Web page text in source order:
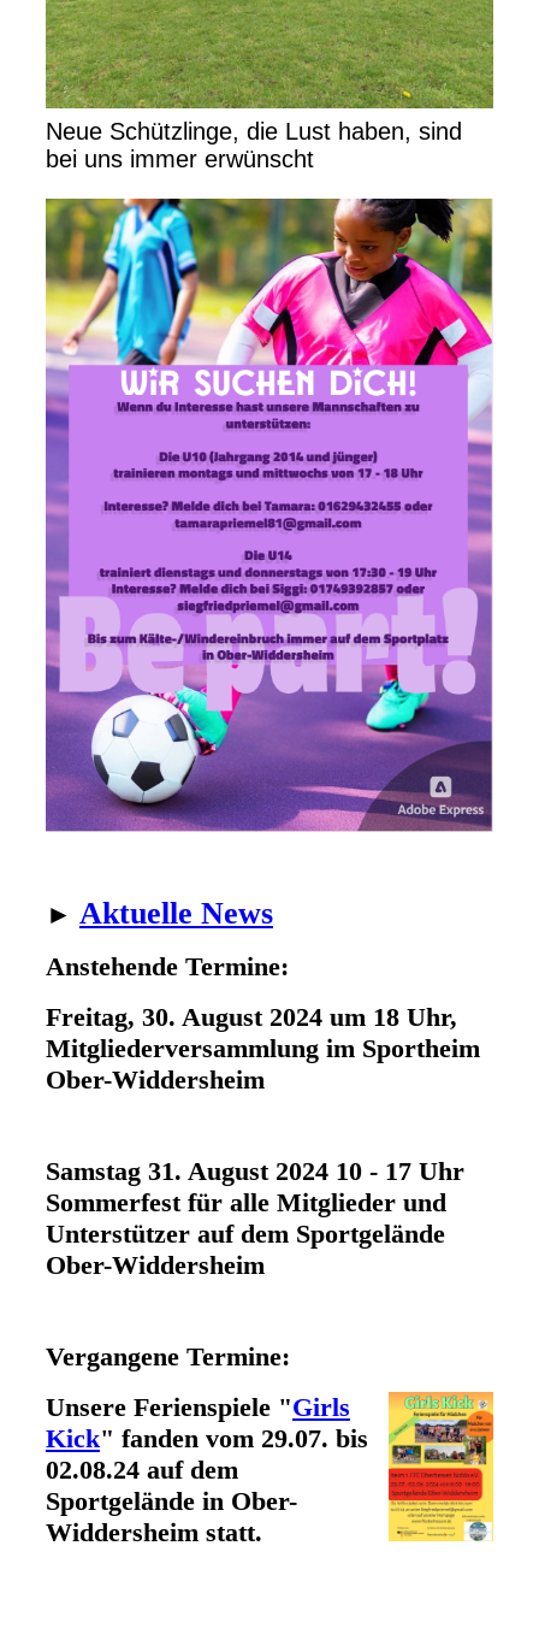
Neue Schützlinge, die Lust haben, sind
bei uns immer erwünscht
► Aktuelle News
Anstehende Termine:
Freitag, 30. August 2024 um 18 Uhr,
Mitgliederversammlung im Sportheim
Ober-Widdersheim
Samstag 31. August 2024 10 - 17 Uhr
Sommerfest für alle Mitglieder und
Unterstützer auf dem Sportgelände
Ober-Widdersheim
Vergangene Termine:
Unsere Ferienspiele "Girls
Kick" fanden vom 29.07. bis
02.08.24 auf dem
Sportgelände in Ober-
Widdersheim statt.